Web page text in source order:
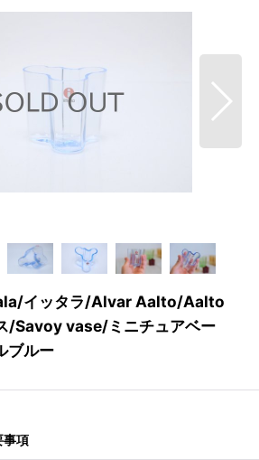
イッタラ/Alvar Aalto/Aalto
/Savoy vase/ミニチュアベー
ブルー
事項